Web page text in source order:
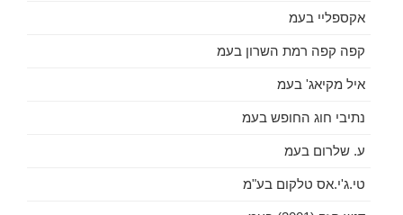
אקספליי בעמ
קפה קפה רמת השרון בעמ
איל מקיאג' בעמ
נתיבי חוג החופש בעמ
ע. שלרום בעמ
טי.ג'י.אס טלקום בע"מ